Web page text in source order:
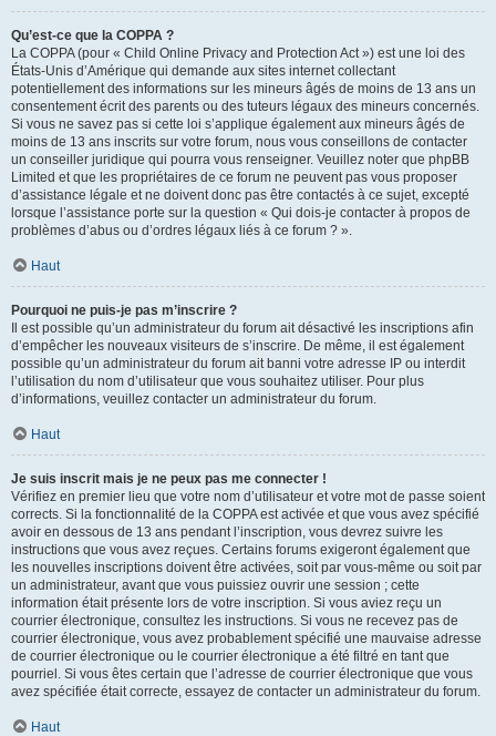
Qu’est-ce que la COPPA ?
La COPPA (pour « Child Online Privacy and Protection Act ») est une loi des
États-Unis d’Amérique qui demande aux sites internet collectant
potentiellement des informations sur les mineurs âgés de moins de 13 ans un
consentement écrit des parents ou des tuteurs légaux des mineurs concernés.
Si vous ne savez pas si cette loi s’applique également aux mineurs âgés de
moins de 13 ans inscrits sur votre forum, nous vous conseillons de contacter
un conseiller juridique qui pourra vous renseigner. Veuillez noter que phpBB
Limited et que les propriétaires de ce forum ne peuvent pas vous proposer
d’assistance légale et ne doivent donc pas être contactés à ce sujet, excepté
lorsque l’assistance porte sur la question « Qui dois-je contacter à propos de
problèmes d’abus ou d’ordres légaux liés à ce forum ? ».
Haut
Pourquoi ne puis-je pas m’inscrire ?
Il est possible qu’un administrateur du forum ait désactivé les inscriptions afin
d’empêcher les nouveaux visiteurs de s’inscrire. De même, il est également
possible qu’un administrateur du forum ait banni votre adresse IP ou interdit
l’utilisation du nom d’utilisateur que vous souhaitez utiliser. Pour plus
d’informations, veuillez contacter un administrateur du forum.
Haut
Je suis inscrit mais je ne peux pas me connecter !
Vérifiez en premier lieu que votre nom d’utilisateur et votre mot de passe soient
corrects. Si la fonctionnalité de la COPPA est activée et que vous avez spécifié
avoir en dessous de 13 ans pendant l’inscription, vous devrez suivre les
instructions que vous avez reçues. Certains forums exigeront également que
les nouvelles inscriptions doivent être activées, soit par vous-même ou soit par
un administrateur, avant que vous puissiez ouvrir une session ; cette
information était présente lors de votre inscription. Si vous aviez reçu un
courrier électronique, consultez les instructions. Si vous ne recevez pas de
courrier électronique, vous avez probablement spécifié une mauvaise adresse
de courrier électronique ou le courrier électronique a été filtré en tant que
pourriel. Si vous êtes certain que l’adresse de courrier électronique que vous
avez spécifiée était correcte, essayez de contacter un administrateur du forum.
Haut